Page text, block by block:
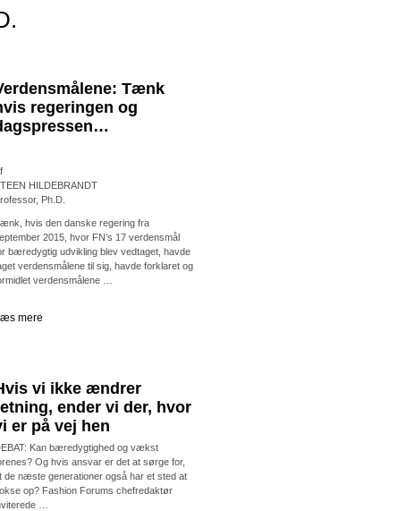
Tænk
regeringen og
HILDEBRANDT
Ph.D.
hvis den danske regering fra
2015, hvor FN’s 17 verdensmål
bæredygtig udvikling blev vedtaget, havde
verdensmålene til sig, havde forklaret og
verdensmålene …
mere
vi ikke ændrer
ender vi der, hvor
er på vej hen
Kan bæredygtighed og vækst
Og hvis ansvar er det at sørge for,
de næste generationer også har et sted at
op? Fashion Forums chefredaktør
…